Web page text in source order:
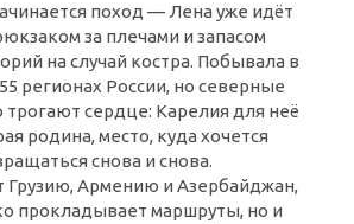
поход — Лена уже идёт
за плечами и запасом
на случай костра. Побывала в
регионах России, но северные
трогают сердце: Карелия для неё
родина, место, куда хочется
снова и снова.
Грузию, Армению и Азербайджан,
прокладывает маршруты, но и